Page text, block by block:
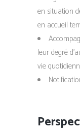
en situation
en accueil
leur degré
vie